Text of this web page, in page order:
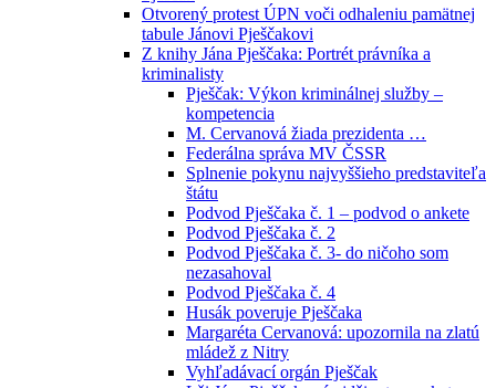
Otvorený protest ÚPN voči odhaleniu pamätnej
tabule Jánovi Pješčakovi
Z knihy Jána Pješčaka: Portrét právníka a
kriminalisty
Pješčak: Výkon kriminálnej služby –
kompetencia
M. Cervanová žiada prezidenta …
Federálna správa MV ČSSR
Splnenie pokynu najvyššieho predstaviteľa
štátu
Podvod Pješčaka č. 1 – podvod o ankete
Podvod Pješčaka č. 2
Podvod Pješčaka č. 3- do ničoho som
nezasahoval
Podvod Pješčaka č. 4
Husák poveruje Pješčaka
Margaréta Cervanová: upozornila na zlatú
mládež z Nitry
Vyhľadávací orgán Pješčak